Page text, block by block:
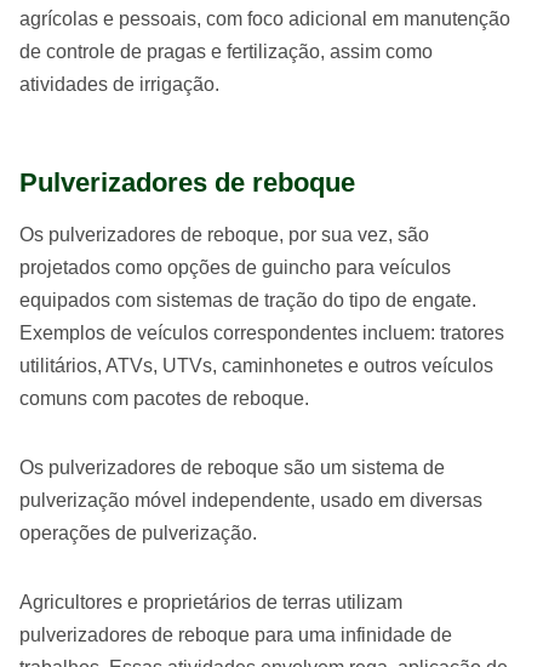
agrícolas e pessoais, com foco adicional em manutenção
de controle de pragas e fertilização, assim como
atividades de irrigação.
Pulverizadores de reboque
Os pulverizadores de reboque, por sua vez, são
projetados como opções de guincho para veículos
equipados com sistemas de tração do tipo de engate.
Exemplos de veículos correspondentes incluem: tratores
utilitários, ATVs, UTVs, caminhonetes e outros veículos
comuns com pacotes de reboque.
Os pulverizadores de reboque são um sistema de
pulverização móvel independente, usado em diversas
operações de pulverização.
Agricultores e proprietários de terras utilizam
pulverizadores de reboque para uma infinidade de